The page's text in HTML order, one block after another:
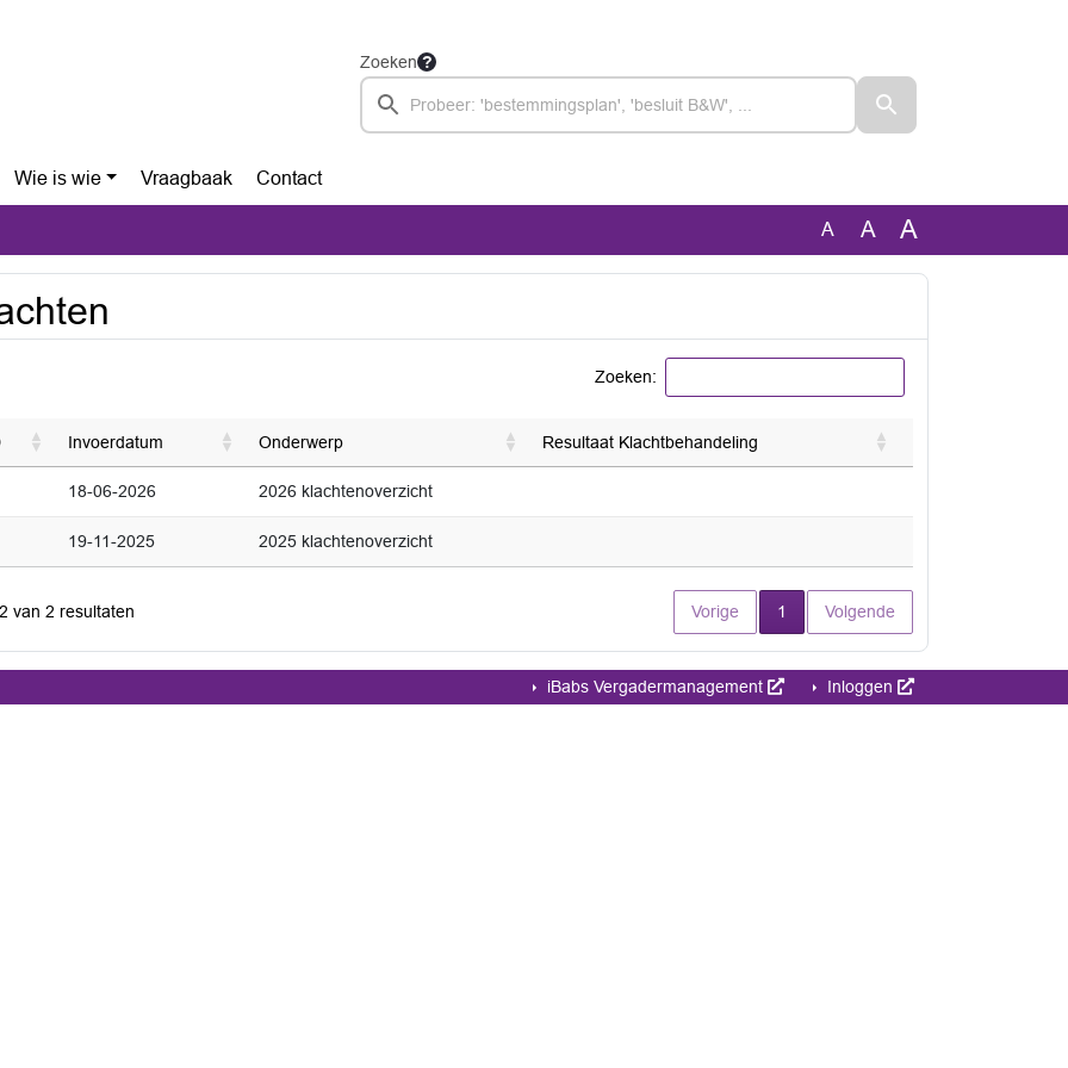
Zoeken
Wie is wie Vraagbaak Contact
A A A
Zoeken:
Invoerdatum Onderwerp Resultaat Klachtbehandeling
18-06-2026 2026 klachtenoverzicht
19-11-2025 2025 klachtenoverzicht
van 2 resultaten Vorige 1 Huidige pagina
Volgende
iBabs Vergadermanagement Inloggen